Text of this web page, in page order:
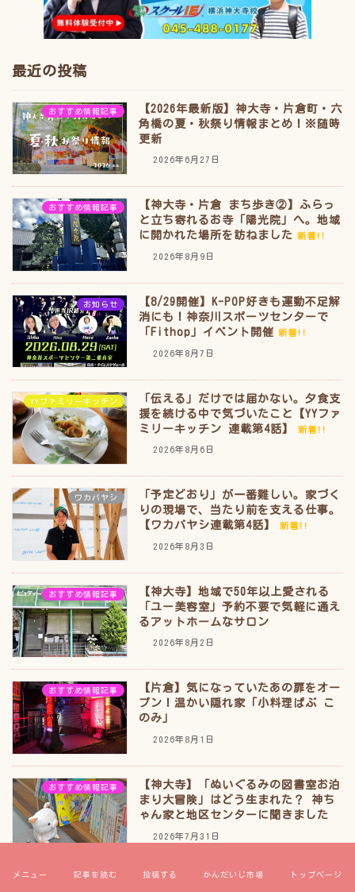
最近の投稿
おすすめ情報記事
【2026年最新版】神大寺・片倉町・六
角橋の夏・秋祭り情報まとめ！※随時
更新
2026年6月27日
おすすめ情報記事
【神大寺・片倉 まち歩き②】ふらっ
と立ち寄れるお寺「陽光院」へ。地域
に開かれた場所を訪ねました 新着!!
2026年8月9日
お知らせ
【8/29開催】K-POP好きも運動不足解
消にも！神奈川スポーツセンターで
「Fithop」イベント開催 新着!!
2026年8月7日
YYファミリーキッチン
「伝える」だけでは届かない。夕食支
援を続ける中で気づいたこと【YYファ
ミリーキッチン 連載第4話】
新着!!
2026年8月6日
ワカバヤシ
「予定どおり」が一番難しい。家づく
りの現場で、当たり前を支える仕事。
【ワカバヤシ連載第4話】
新着!!
2026年8月3日
おすすめ情報記事
【神大寺】地域で50年以上愛される
「ユー美容室」予約不要で気軽に通え
るアットホームなサロン
2026年8月2日
おすすめ情報記事
【片倉】気になっていたあの扉をオー
プン！温かい隠れ家「小料理ぱぶ こ
のみ」
2026年8月1日
おすすめ情報記事
【神大寺】「ぬいぐるみの図書室お泊
まり大冒険」はどう生まれた？ 神ち
ゃん家と地区センターに聞きました
2026年7月31日
【8/22開催】JALの現役スタッフから
メニュー 記事を読む 投稿する かんだいじ市場 トップページ